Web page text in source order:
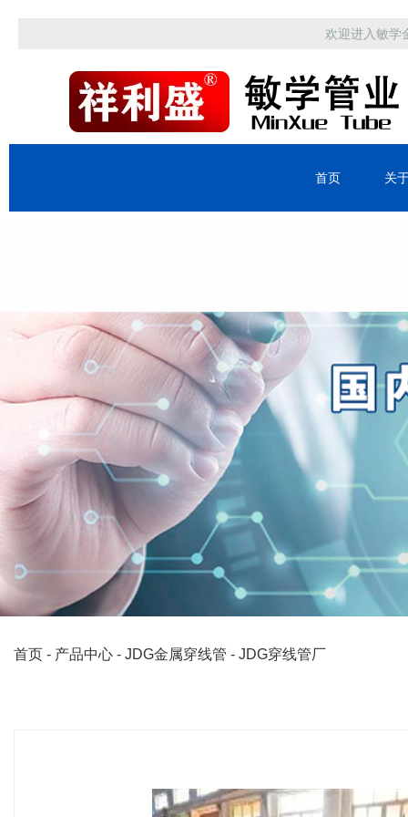
欢迎进入敏学
首页 关
首页 - 产品中心 - JDG金属穿线管 - JDG穿线管厂